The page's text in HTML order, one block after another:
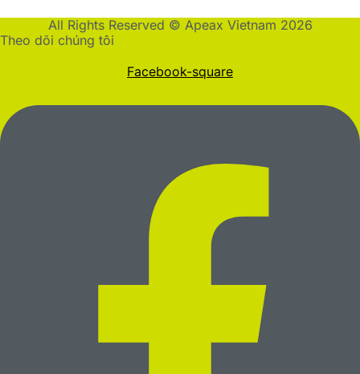
All Rights Reserved © Apeax Vietnam 2026
Theo dõi chúng tôi
Facebook-square